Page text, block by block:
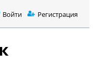
Войти Регистрация